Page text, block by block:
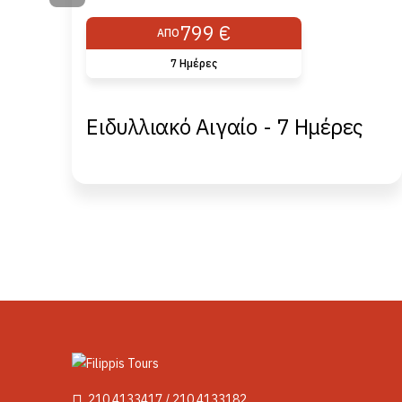
ΑΠΌ 799 €
7 Hμέρες
Ειδυλλιακό Αιγαίο - 7 Hμέρες